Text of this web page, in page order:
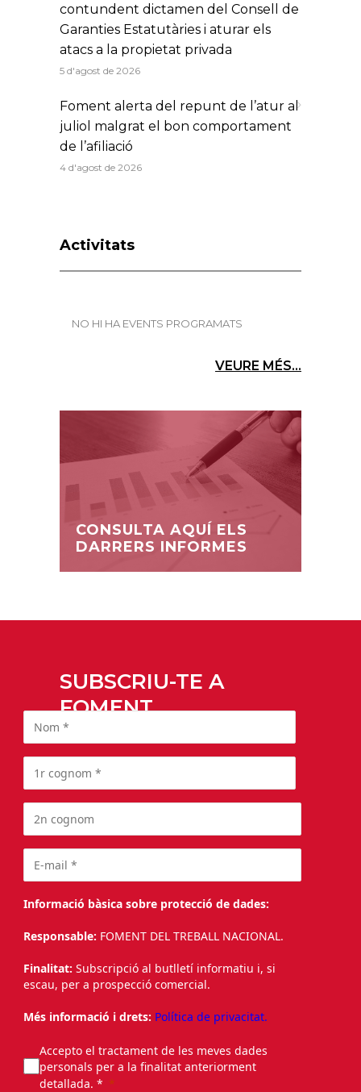
contundent dictamen del Consell de
Garanties Estatutàries i aturar els
atacs a la propietat privada
5 d'agost de 2026
Foment alerta del repunt de l’atur al
juliol malgrat el bon comportament
de l’afiliació
4 d'agost de 2026
Activitats
NO HI HA EVENTS PROGRAMATS
VEURE MÉS...
CONSULTA AQUÍ ELS
DARRERS INFORMES
SUBSCRIU-TE A
FOMENT
Informació bàsica sobre protecció de dades:
Responsable: FOMENT DEL TREBALL NACIONAL.
Finalitat: Subscripció al butlletí informatiu i, si
escau, per a prospecció comercial.
Més informació i drets: Política de privacitat.
Accepto el tractament de les meves dades
personals per a la finalitat anteriorment
detallada. *